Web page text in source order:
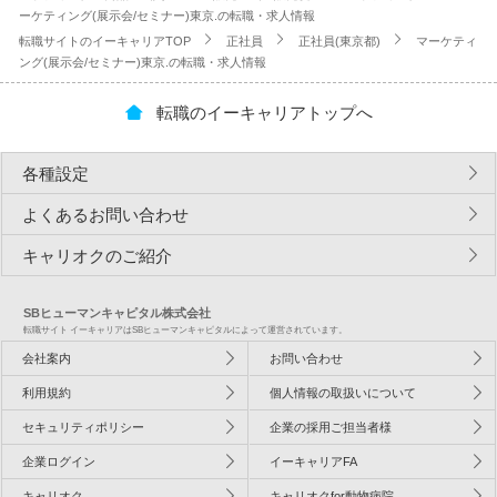
ーケティング(展示会/セミナー)東京.の転職・求人情報
転職サイトのイーキャリアTOP
正社員 正社員(東京都)
マーケティ
ング(展示会/セミナー)東京.の転職・求人情報
転職のイーキャリアトップへ
各種設定
よくあるお問い合わせ
キャリオクのご紹介
SBヒューマンキャピタル株式会社
転職サイト イーキャリアはSBヒューマンキャピタルによって運営されています。
会社案内 お問い合わせ
利用規約 個人情報の取扱いについて
セキュリティポリシー 企業の採用ご担当者様
企業ログイン イーキャリアFA